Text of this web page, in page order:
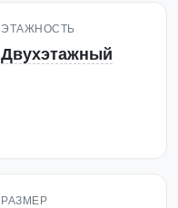
ЭТАЖНОСТЬ
Двухэтажный
РАЗМЕР